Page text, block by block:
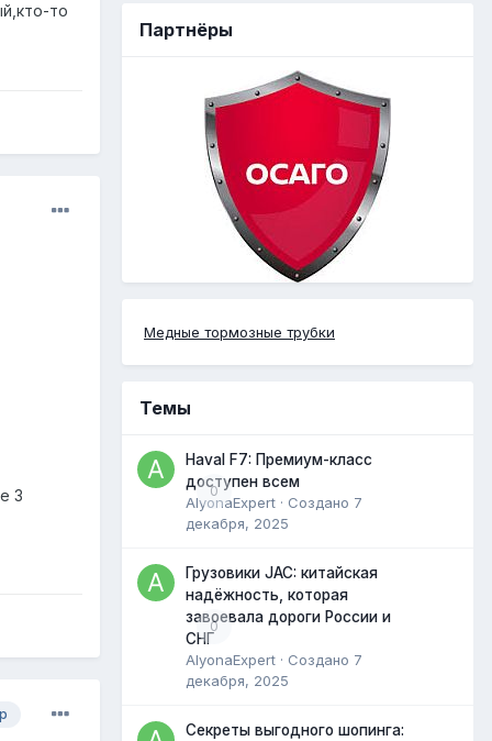
то
3
Партнёры
Медные тормозные трубки
Темы
0
Haval F7: Премиум-класс
доступен всем
AlyonaExpert · Создано 7
декабря, 2025
0
Грузовики JAC: китайская
надёжность, которая
завоевала дороги России и
СНГ
AlyonaExpert · Создано 7
декабря, 2025
Секреты выгодного шопинга: